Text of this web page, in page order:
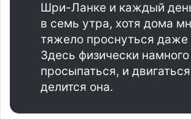
Шри-Ланке и каждый
в семь утра, хотя дома
тяжело проснуться даже
Здесь физически намного
просыпаться, и
делится она.